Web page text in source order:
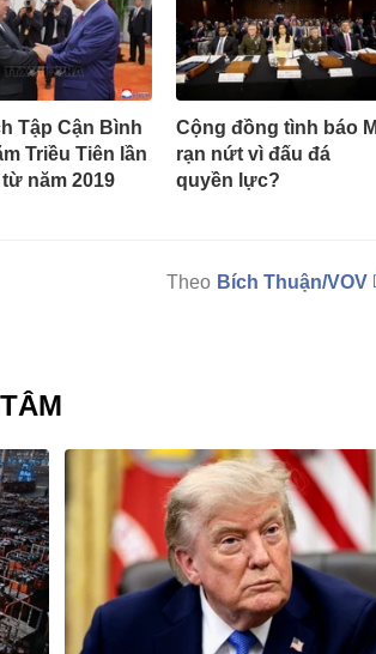
Tập Cận Bình
Triều Tiên lần
năm 2019
Cộng đồng tình báo
rạn nứt vì đấu đá
quyền lực?
Bích Thuận/VOV